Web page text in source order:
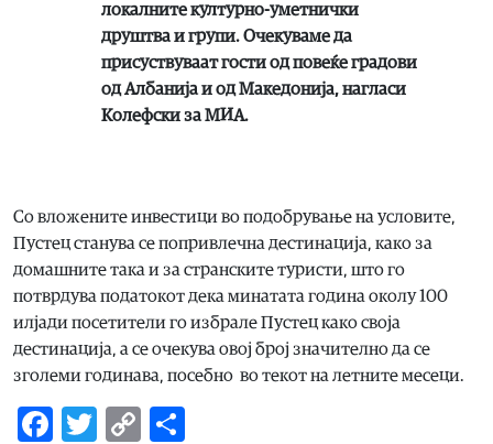
локалните културно-уметнички
друштва и групи. Очекуваме да
присуствуваат гости од повеќе градови
од Албанија и од Македонија, нагласи
Колефски за МИА.
Со вложените инвестици во подобрување на условите,
Пустец станува се попривлечна дестинација, како за
домашните така и за странските туристи, што го
потврдува податокот дека минатата година околу 100
илјади посетители го избрале Пустец како своја
дестинација, а се очекува овој број значително да се
зголеми годинава, посебно во текот на летните месеци.
Facebook
Twitter
Copy